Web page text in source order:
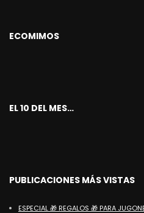
ECOMIMOS
EL 10 DEL MES…
PUBLICACIONES MÁS VISTAS
ESPECIAL 🎁 REGALOS 🎁 PARA